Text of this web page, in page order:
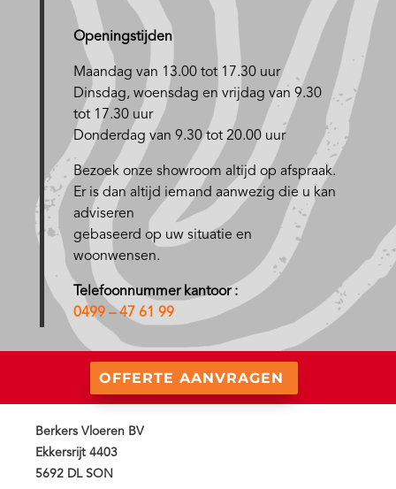
Openingstijden
Maandag van 13.00 tot 17.30 uur
Dinsdag, woensdag en vrijdag van 9.30
tot 17.30 uur
Donderdag van 9.30 tot 20.00 uur
Bezoek onze showroom altijd op afspraak.
Er is dan altijd iemand aanwezig die u kan
adviseren
gebaseerd op uw situatie en
woonwensen.
Telefoonnummer kantoor :
0499 – 47 61 99
OFFERTE AANVRAGEN
Berkers Vloeren BV
Ekkersrijt 4403
5692 DL SON